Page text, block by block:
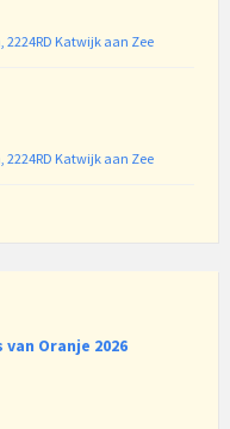
2224RD Katwijk aan Zee
2224RD Katwijk aan Zee
Oranje 2026